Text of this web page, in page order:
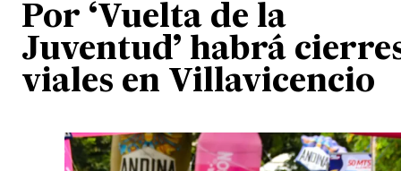
Por ‘Vuelta de la
Juventud’ habrá
viales en Villavicencio